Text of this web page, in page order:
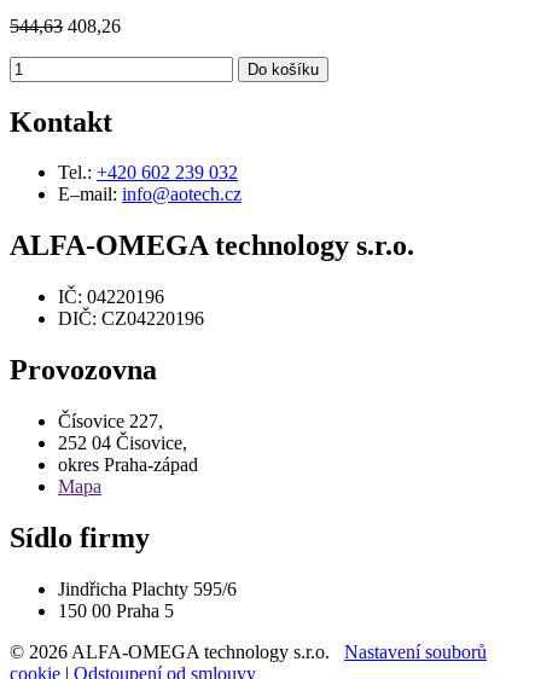
544,63 408,26
Do košíku
Kontakt
Tel.: +420 602 239 032
E–mail: info@aotech.cz
ALFA-OMEGA technology s.r.o.
IČ: 04220196
DIČ: CZ04220196
Provozovna
Čísovice 227,
252 04 Čisovice,
okres Praha-západ
Mapa
Sídlo firmy
Jindřicha Plachty 595/6
150 00 Praha 5
© 2026 ALFA-OMEGA technology s.r.o.
Nastavení souborů
cookie | Odstoupení od smlouvy